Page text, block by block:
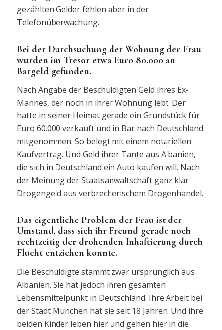
gezählten Gelder fehlen aber in der
Telefonüberwachung.
Bei der Durchsuchung der Wohnung der Frau
wurden im Tresor etwa Euro 80.000 an
Bargeld gefunden.
Nach Angabe der Beschuldigten Geld ihres Ex-
Mannes, der noch in ihrer Wohnung lebt. Der
hatte in seiner Heimat gerade ein Grundstück für
Euro 60.000 verkauft und in Bar nach Deutschland
mitgenommen. So belegt mit einem notariellen
Kaufvertrag. Und Geld ihrer Tante aus Albanien,
die sich in Deutschland ein Auto kaufen will. Nach
der Meinung der Staatsanwaltschaft ganz klar
Drogengeld aus verbrecherischem Drogenhandel.
Das eigentliche Problem der Frau ist der
Umstand, dass sich ihr Freund gerade noch
rechtzeitig der drohenden Inhaftierung durch
Flucht entziehen konnte.
Die Beschuldigte stammt zwar ursprünglich aus
Albanien. Sie hat jedoch ihren gesamten
Lebensmittelpunkt in Deutschland. Ihre Arbeit bei
der Stadt München hat sie seit 18 Jahren. Und ihre
beiden Kinder leben hier und gehen hier in die